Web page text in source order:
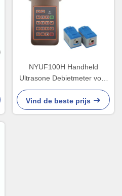
NYUF100H Handheld
Ultrasone Debietmeter voor
DN32 tot DN6000 Pijpleiding
Vind de beste prijs